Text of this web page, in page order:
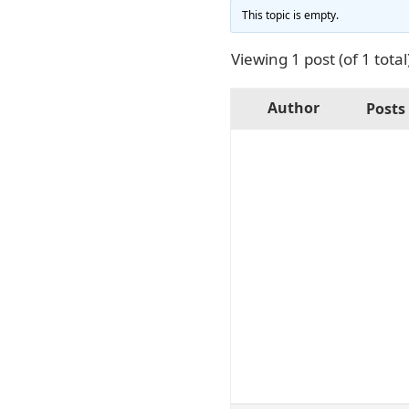
This topic is empty.
Viewing 1 post (of 1
Author Posts